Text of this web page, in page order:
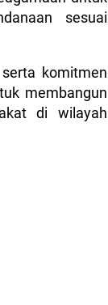
sesuai
komitmen
membangun
di wilayah